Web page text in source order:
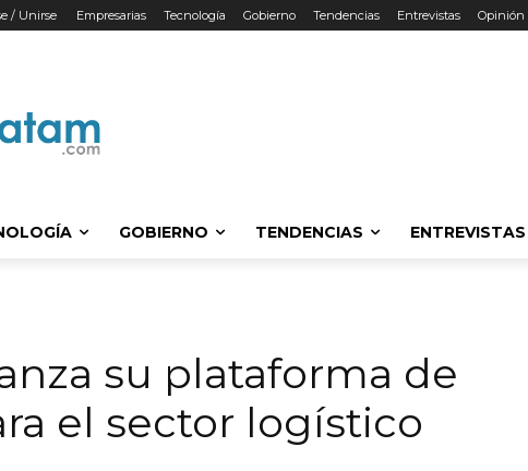
/ Unirse Empresarias Tecnología Gobierno Tendencias Entrevistas Opinión
GOBIERNO TENDENCIAS ENTREVISTAS
su plataforma de
el sector logístico